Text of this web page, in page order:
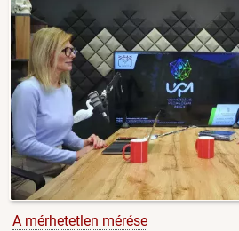
A mérhetetlen mérése